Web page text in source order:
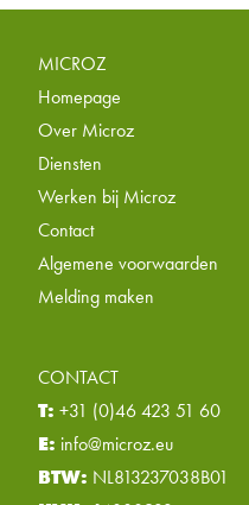
MICROZ
Homepage
Over Microz
Diensten
Werken bij Microz
Contact
Algemene voorwaarden
Melding maken
CONTACT
T: +31 (0)46 423 51 60
E: info@microz.eu
BTW: NL813237038B01